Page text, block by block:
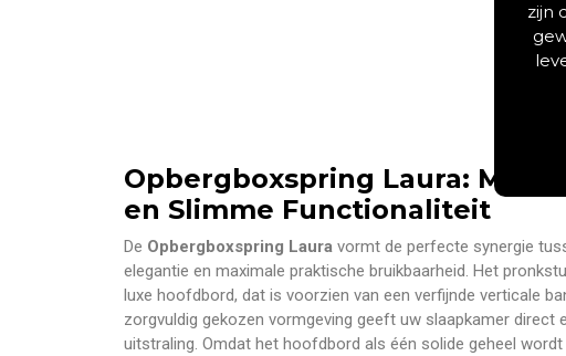
Opbergboxspring Laura:
en Slimme Functionaliteit
De Opbergboxspring Laura vormt de perfecte synergie
elegantie en maximale praktische bruikbaarheid. Het
luxe hoofdbord, dat is voorzien van een verfijnde verticale
zorgvuldig gekozen vormgeving geeft uw slaapkamer direct
uitstraling. Omdat het hoofdbord als één solide geheel
zijn